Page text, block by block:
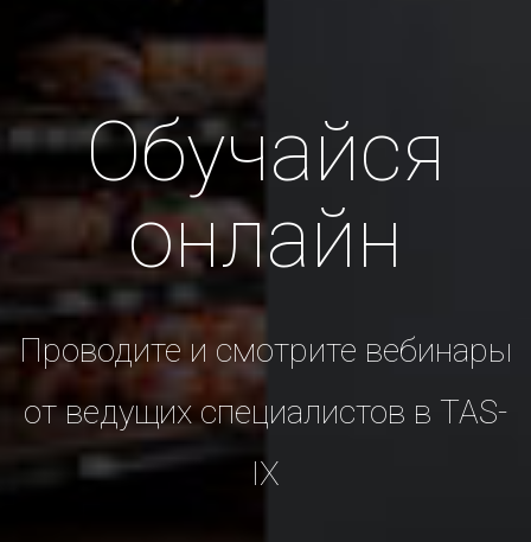
Обучайся
онлайн
Проводите и смотрите вебинары
от ведущих специалистов в TAS-
IX